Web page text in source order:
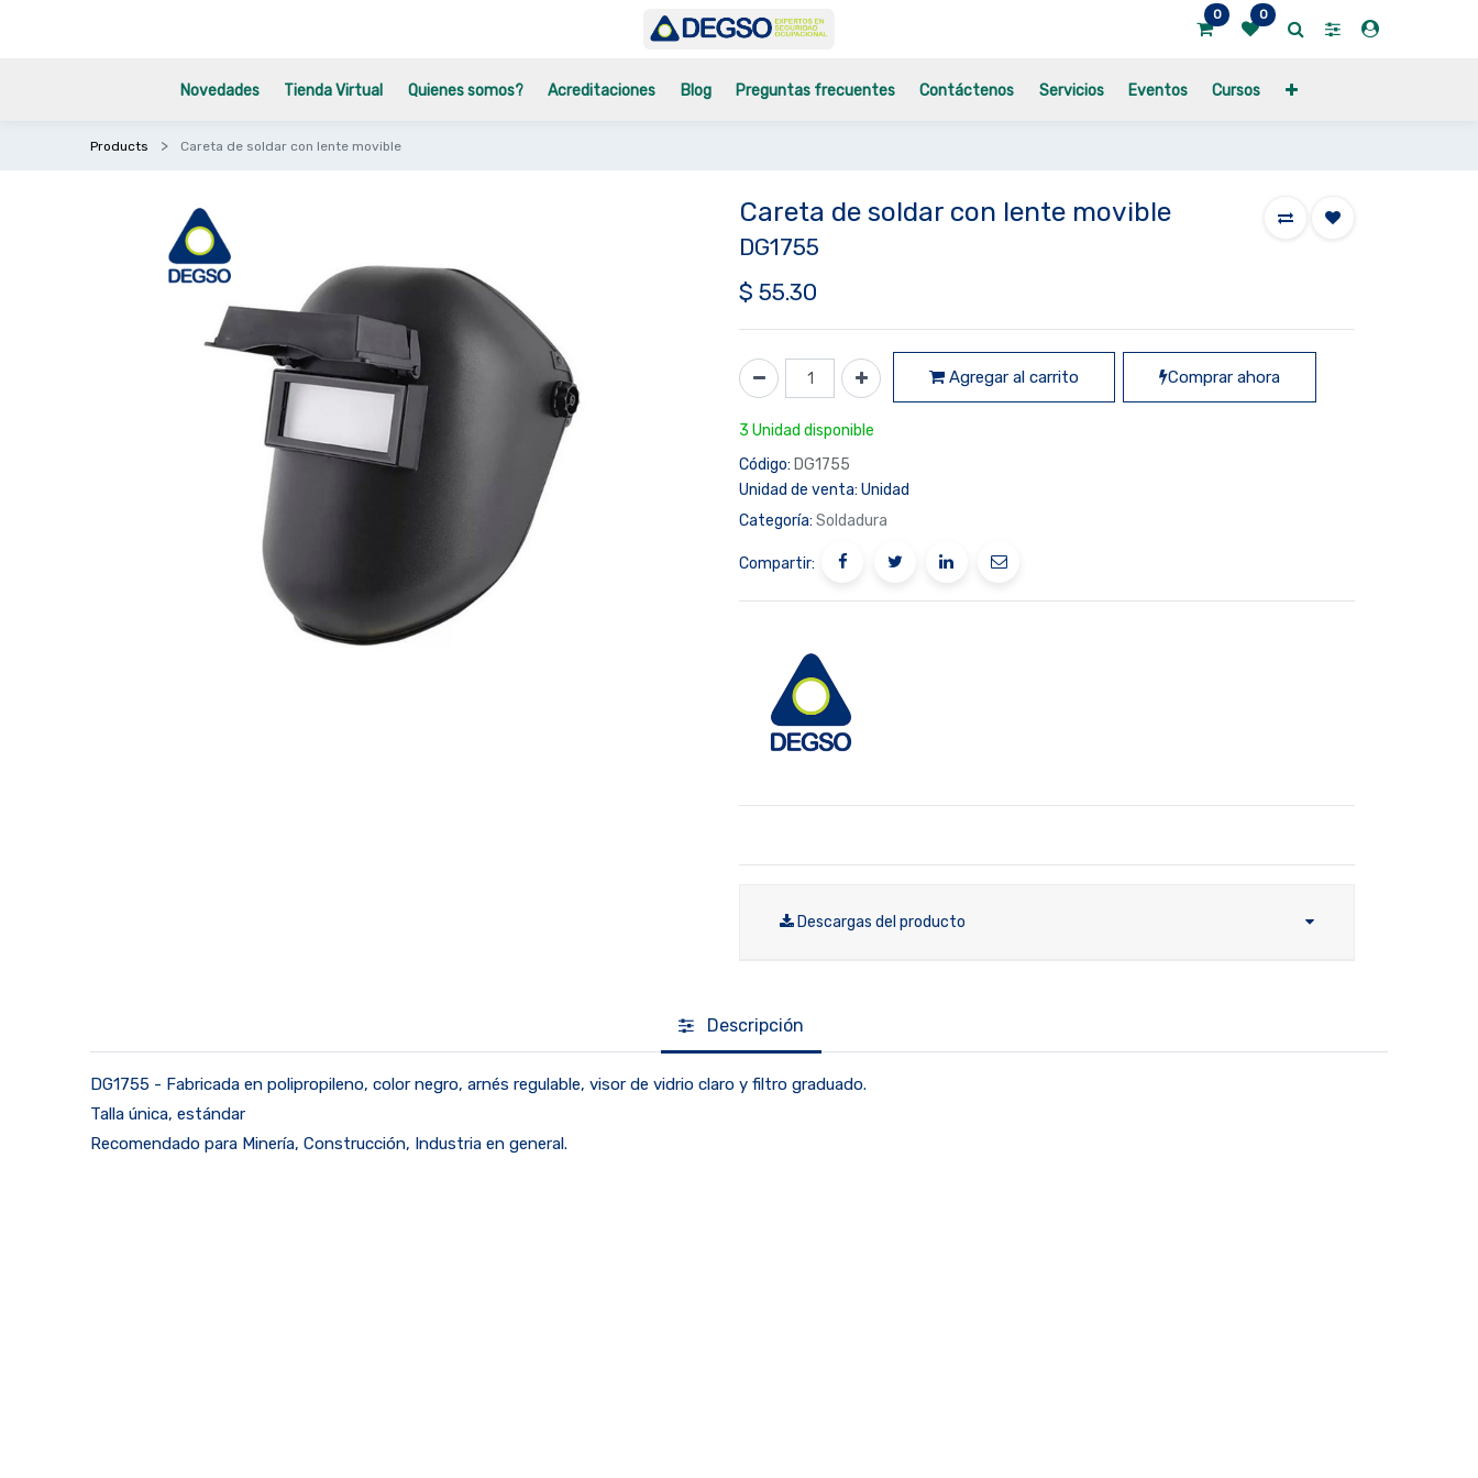
0 0
Novedades Tienda Virtual Quienes somos? Acreditaciones Blog Preguntas frecuentes Contáctenos Servicios Eventos Cursos
Products Careta de soldar con lente movible
Careta de soldar con lente movible
DG1755
$ 55.30
Agregar al carrito Comprar ahora
3 Unidad disponible
Código: DG1755
Unidad de venta: Unidad
Categoría: Soldadura
Compartir:
Descargas del producto
Descripción
DG1755 - Fabricada en polipropileno, color negro, arnés regulable, visor de vidrio claro y filtro graduado.
Talla única, estándar
Recomendado para Minería, Construcción, Industria en general.